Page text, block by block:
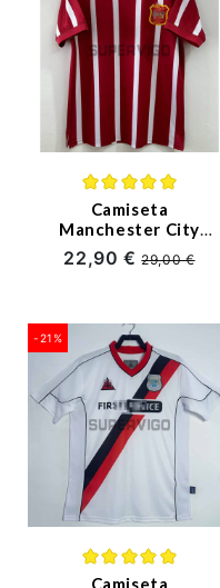
Camiseta
Manchester City
Segunda Equipación
Retro 1956
22,90 €29,00 €
-21%
Camiseta